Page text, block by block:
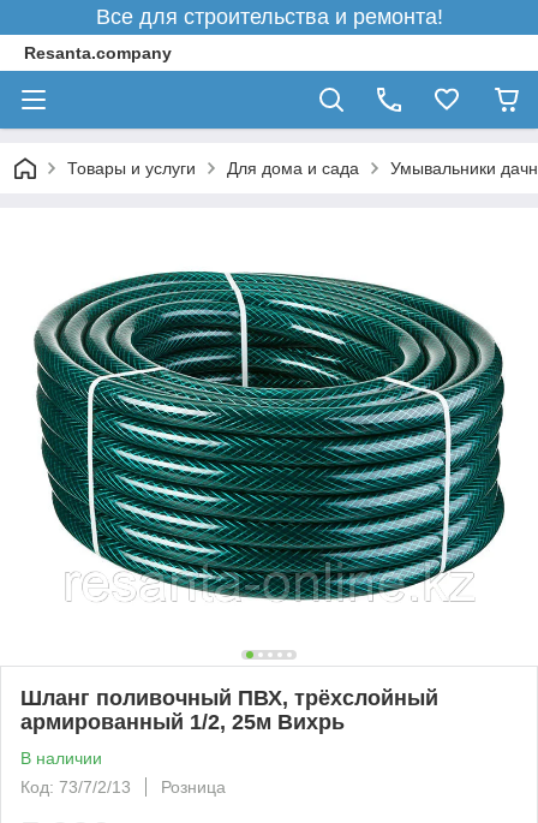
Все для строительства и ремонта!
Resanta.company
Товары и услуги Для дома и сада Умывальники
Шланг поливочный ПВХ, трёхслойный
армированный 1/2, 25м Вихрь
В наличии
Код: 73/7/2/13
Розница